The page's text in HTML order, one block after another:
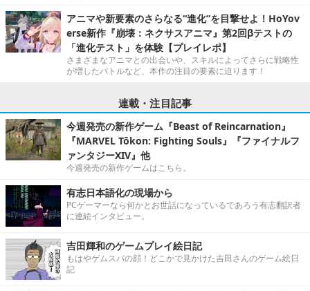
アニマや新要素のさらなる“進化”を目撃せよ！HoYov
erse新作『崩壊：ネクサスアニマ』第2回βテストの
「進化テスト」を体験【プレイレポ】
さまざまなアニマとの出会いや、スキルによってさらに戦略性
が増したバトルなど、本作の注目の要素に迫ります！
連載・注目記事
今週発売の新作ゲーム『Beast of Reincarnation』
『MARVEL Tōkon: Fighting Souls』『ファイナルフ
ァンタジーXIV』他
今週発売の新作ゲームはこちら。
有志日本語化の現場から
PCゲーマーなら何かとお世話になっているであろう有志翻訳者
に連続インタビュー。
吉田輝和のゲームプレイ絵日記
もはやゲムスパの顔！どこかで見かけた吉田さんのゲーム絵日
記